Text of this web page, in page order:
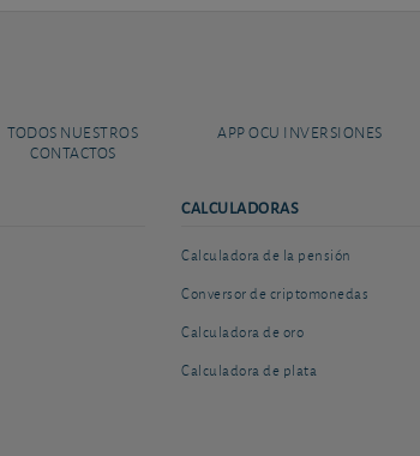
TODOS NUESTROS
CONTACTOS
APP OCU INVERSIONES
CALCULADORAS
Calculadora de la pensión
Conversor de criptomonedas
Calculadora de oro
Calculadora de plata